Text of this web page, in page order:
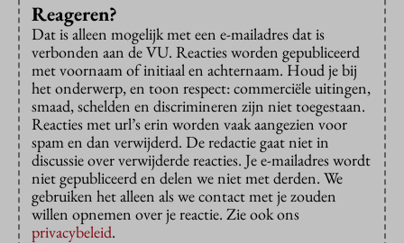
Reageren?
Dat is alleen mogelijk met een e-mailadres dat is
verbonden aan de VU. Reacties worden gepubliceerd
met voornaam of initiaal en achternaam. Houd je bij
het onderwerp, en toon respect: commerciële uitingen,
smaad, schelden en discrimineren zijn niet toegestaan.
Reacties met url’s erin worden vaak aangezien voor
spam en dan verwijderd. De redactie gaat niet in
discussie over verwijderde reacties. Je e-mailadres wordt
niet gepubliceerd en delen we niet met derden. We
gebruiken het alleen als we contact met je zouden
willen opnemen over je reactie. Zie ook ons
privacybeleid.